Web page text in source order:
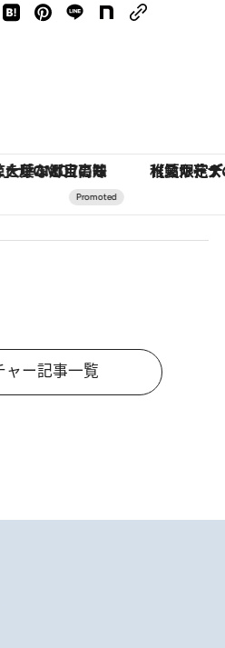
リア・トスカーナの郷土料理の手法で満喫！ 【銀座で出合う最旬美容】美髪ケアや上質
ャー記事一覧